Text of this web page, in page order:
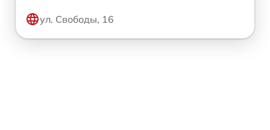
ул. Свободы, 16